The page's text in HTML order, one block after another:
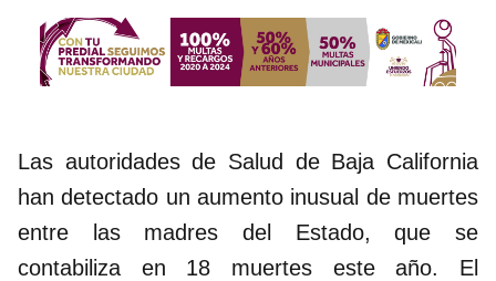
Las autoridades de Salud de Baja California
han detectado un aumento inusual de muertes
entre las madres del Estado, que se
contabiliza en 18 muertes este año. El